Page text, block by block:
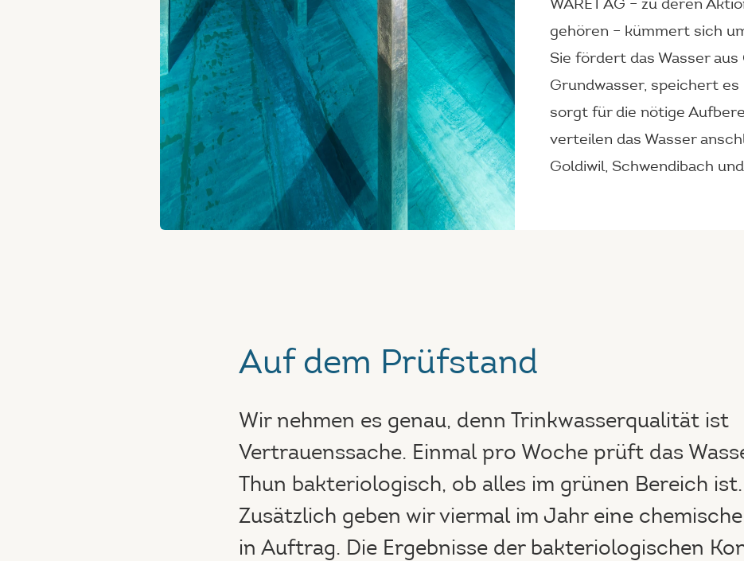
gehören – kümmert sich
Sie fördert das Wasser
Grundwasser, speichert
sorgt für die nötige
verteilen das Wasser
Goldiwil, Schwendibach
Auf dem Prüfstand
Wir nehmen es genau, denn Trinkwasserqualität ist
Vertrauenssache. Einmal pro Woche prüft das
Thun bakteriologisch, ob alles im grünen Bereich ist.
Zusätzlich geben wir viermal im Jahr eine
in Auftrag. Die Ergebnisse der bakteriologischen